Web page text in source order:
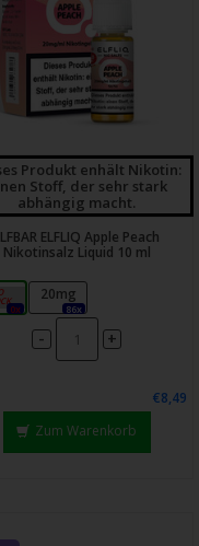
Produkt enhält Nikotin:
Stoff, der sehr stark
abhängig macht.
ELFLIQ Apple Peach
Nikotinsalz Liquid 10 ml
0x
20mg
86x
- +
€8,49
Zum Warenkorb